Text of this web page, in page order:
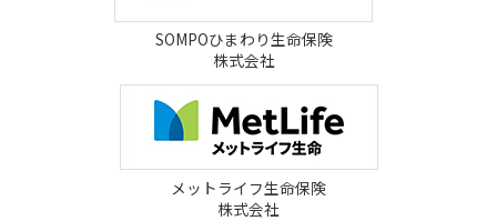
SOMPOひまわり生命保険
株式会社
メットライフ生命保険
株式会社